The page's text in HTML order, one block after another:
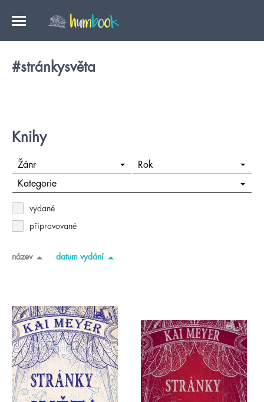
#stránkysvěta
Knihy
Žánr Rok
Kategorie
vydané
připravované
název datum vydání